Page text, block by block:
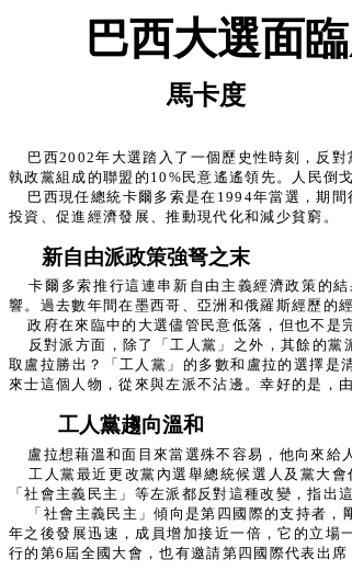
巴西大選面
馬卡度
巴西2002年大選踏入了一個歷史性時刻，反
執政黨組成的聯盟的10%民意遙遙領先。人民倒
巴西現任總統卡爾多索是在1994年當選，期
投資、促進經濟發展、推動現代化和減少貧窮。
新自由派政策強弩之末
卡爾多索推行這連串新自由主義經濟政策的
響。過去數年間在墨西哥、亞洲和俄羅斯經歷的
政府在來臨中的大選儘管民意低落，但也不是
反對派方面，除了「工人黨」之外，其餘的
取盧拉勝出？「工人黨」的多數和盧拉的選擇是
來士這個人物，從來與左派不沾邊。幸好的是，
工人黨趨向溫和
盧拉想藉溫和面目來當選殊不容易，他向來給
工人黨最近更改黨內選舉總統候選人及黨大
「社會主義民主」等左派都反對這種改變，指出
「社會主義民主」傾向是第四國際的支持者
年之後發展迅速，成員增加接近一倍，它的立場
行的第6屆全國大會，也有邀請第四國際代表出席